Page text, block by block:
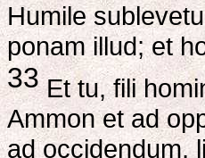
Humile
ponam illud; et
33Et tu, fili
Ammon et ad
ad occidendum,